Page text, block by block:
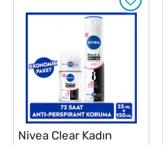
Nivea Clear Kadın